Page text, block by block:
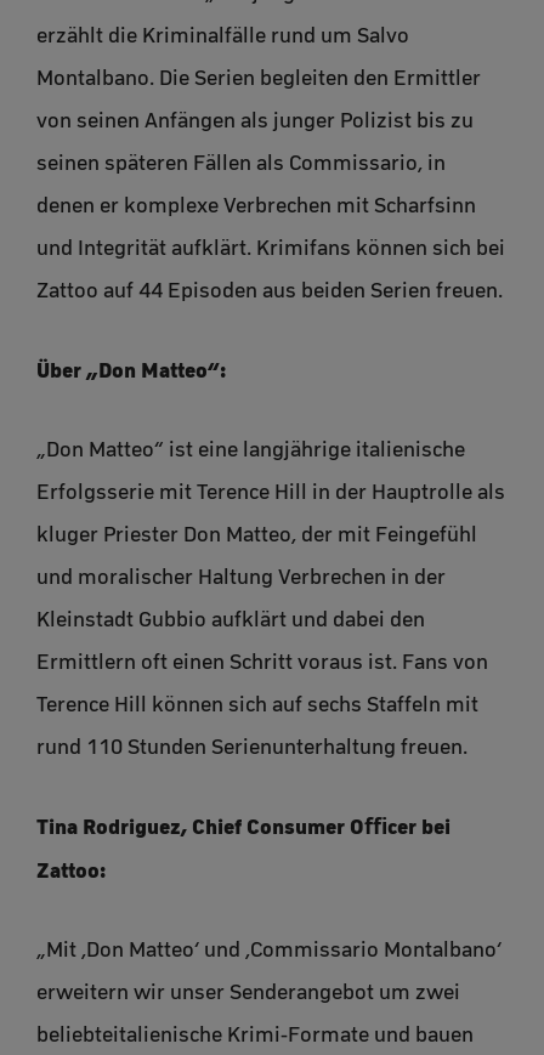
erzählt die Kriminalfälle rund um Salvo
Montalbano. Die Serien begleiten den Ermittler
von seinen Anfängen als junger Polizist bis zu
seinen späteren Fällen als Commissario, in
denen er komplexe Verbrechen mit Scharfsinn
und Integrität aufklärt. Krimifans können sich bei
Zattoo auf 44 Episoden aus beiden Serien freuen.
Über „Don Matteo“:
„Don Matteo“ ist eine langjährige italienische
Erfolgsserie mit Terence Hill in der Hauptrolle als
kluger Priester Don Matteo, der mit Feingefühl
und moralischer Haltung Verbrechen in der
Kleinstadt Gubbio aufklärt und dabei den
Ermittlern oft einen Schritt voraus ist. Fans von
Terence Hill können sich auf sechs Staffeln mit
rund 110 Stunden Serienunterhaltung freuen.
Tina Rodriguez, Chief Consumer Oﬃcer bei
Zattoo:
„Mit ‚Don Matteo‘ und ‚Commissario Montalbano‘
erweitern wir unser Senderangebot um zwei
beliebteitalienische Krimi-Formate und bauen